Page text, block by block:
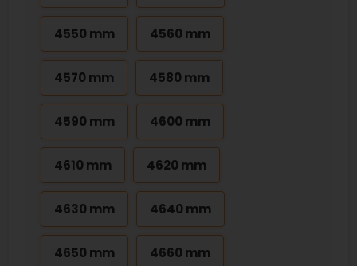
4550 mm 4560 mm
4570 mm 4580 mm
4590 mm 4600 mm
4610 mm 4620 mm
4630 mm 4640 mm
4650 mm 4660 mm